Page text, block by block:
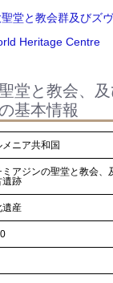
堂と教会群及びズ
Heritage Centre
堂と教会、
基本情報
メニア共和国
ミアジンの聖堂と教会、
遺跡
遺産